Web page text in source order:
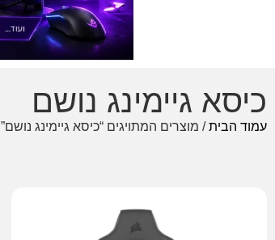
כיסא גיימינג נושם
עמוד הבית/ מוצרים המתויגים “כיסא גיימינג נושם”